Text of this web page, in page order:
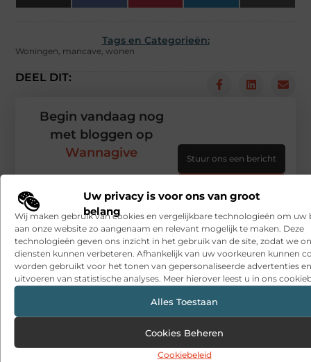
Uw privacy is voor ons van groot
belang
Wij maken gebruik van cookies en vergelijkbare technologieën om uw
aan onze website zo aangenaam en relevant mogelijk te maken. Deze
technologieën geven ons inzicht in het gebruik van de site, zodat we
diensten kunnen verbeteren. Afhankelijk van uw voorkeuren kunnen
worden gebruikt voor het tonen van gepersonaliseerde advertenties
uitvoeren van statistische analyses. Meer hierover leest u in ons
Alles Toestaan
Cookies Beheren
Cookiebeleid
(Twitter)
Tags en Categorieën:
Woningen, mancave,wonen
DEEL DIT:
Begin vandaag nog
met bloggen op
Wannagive
Stuur ons een bericht